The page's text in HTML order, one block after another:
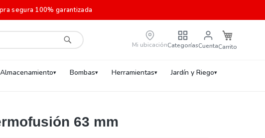
segura 100% garantizada
Carrito de
Mi ubicaciónCategoríasCuenta
Almacenamiento Bombas Herramientas Jardín y Riego
63 mm